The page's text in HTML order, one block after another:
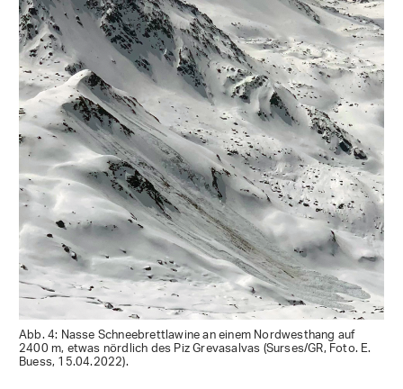
Abb. 4: Nasse Schneebrettlawine an einem Nordwesthang auf
2400 m, etwas nördlich des Piz Grevasalvas (Surses/GR, Foto. E.
Buess, 15.04.2022).